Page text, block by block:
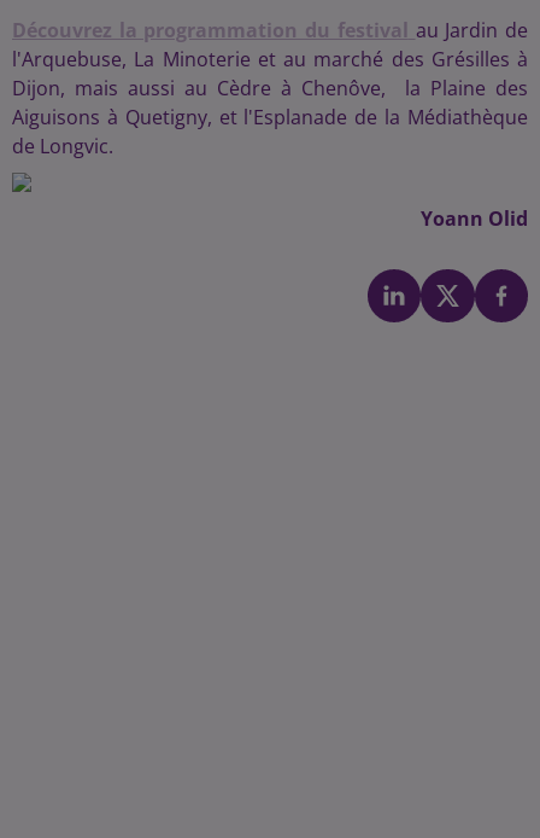
Découvrez la programmation du festival au Jardin de
l'Arquebuse, La Minoterie et au marché des Grésilles à
Dijon, mais aussi au Cèdre à Chenôve, la Plaine des
Aiguisons à Quetigny, et l'Esplanade de la Médiathèque
de Longvic.
Yoann Olid